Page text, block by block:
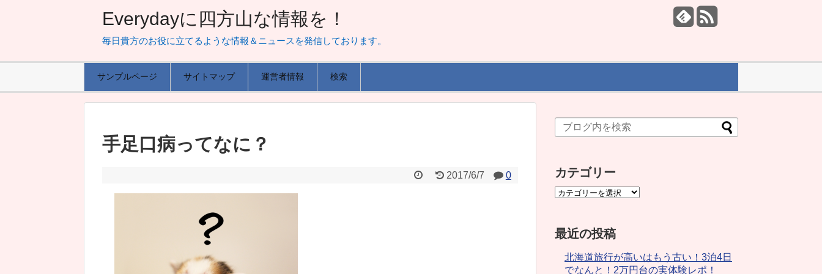
Everydayに四方山な情報を！
毎日貴方のお役に立てるような情報＆ニュースを発信しております。
サンプルページ サイトマップ 運営者情報 検索
手足口病ってなに？
2017/6/7 0 カテゴリー
最近の投稿
北海道旅行が高いはもう古い！3泊4日
でなんと！2万円台の実体験レポ！